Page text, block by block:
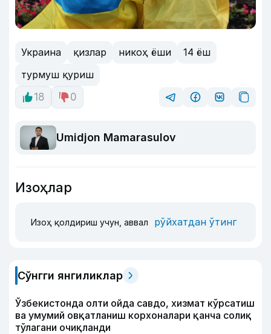
Украина қизлар никоҳ ёши
14 ёш
турмуш қуриш
18
0
Umidjon Mamarasulov
Изоҳлар
Изоҳ қолдириш учун, аввал рўйхатдан ўтинг
Сўнгги янгиликлар
Ўзбекистонда олти ойда савдо, хизмат кўрсатиш
ва умумий овқатланиш корхоналари қанча солиқ
тўлагани очиқланди